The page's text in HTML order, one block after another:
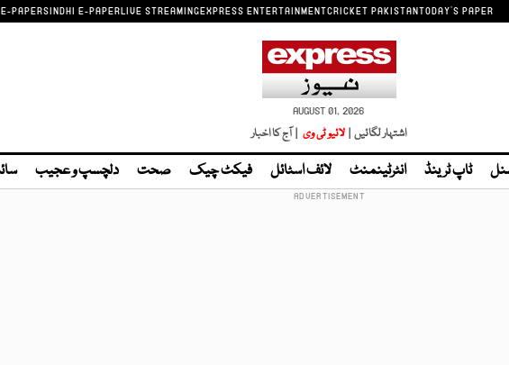
PAPERSINDHI E-PAPERLIVE STREAMINGEXPRESS ENTERTAINMENTCRICKET PAKISTANTODAY'S PAPER
AUGUST 01, 2026
اشتہار لگائیں | لائیو ٹی وی | آج کا اخبار
ٹاپ ٹرینڈ انٹرٹینمنٹ لائف اسٹائل فیکٹ چیک صحت دلچسپ و عجیب